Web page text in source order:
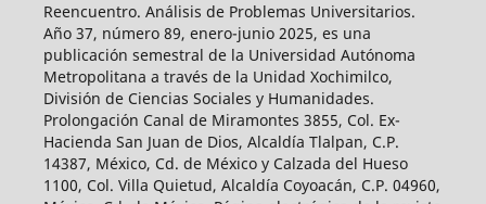
Reencuentro. Análisis de Problemas Universitarios.
Año 37, número 89, enero-junio 2025, es una
publicación semestral de la Universidad Autónoma
Metropolitana a través de la Unidad Xochimilco,
División de Ciencias Sociales y Humanidades.
Prolongación Canal de Miramontes 3855, Col. Ex-
Hacienda San Juan de Dios, Alcaldía Tlalpan, C.P.
14387, México, Cd. de México y Calzada del Hueso
1100, Col. Villa Quietud, Alcaldía Coyoacán, C.P. 04960,